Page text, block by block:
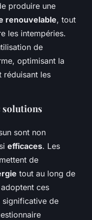
produire une
renouvelable, tout
les intempéries.
de
optimisant la
réduisant les
solutions
sont non
efficaces. Les
de
tout au long de
ces
significative de